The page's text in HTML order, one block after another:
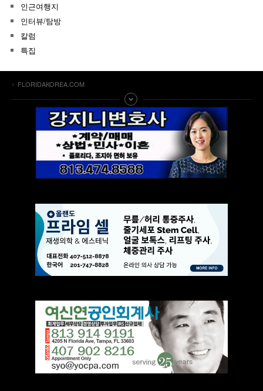
인근여행지
인터뷰/탐방
칼럼
특집
FLORIDAKOREA.COM